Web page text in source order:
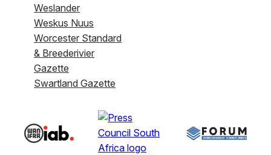
Weslander
Weskus Nuus
Worcester Standard
& Breederivier
Gazette
Swartland Gazette